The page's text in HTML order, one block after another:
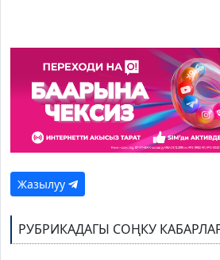
Жазылуу
РУБРИКАДАГЫ СОҢКУ